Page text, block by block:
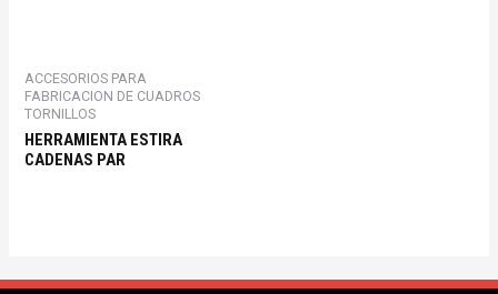
ACCESORIOS PARA
FABRICACION DE CUADROS
TORNILLOS
HERRAMIENTA ESTIRA
CADENAS PAR